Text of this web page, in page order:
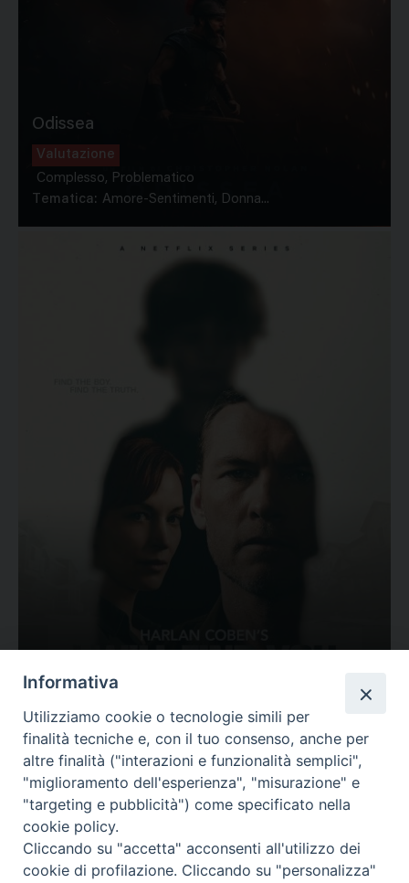
Odissea
Valutazione
Complesso, Problematico
Tematica: Amore-Sentimenti, Donna...
Valutazione
Complesso, Problematico
Tematica: Amore-Sentimenti, Carcere...
Informativa
Utilizziamo cookie o tecnologie simili per
finalità tecniche e, con il tuo consenso, anche per
altre finalità ("interazioni e funzionalità semplici",
"miglioramento dell'esperienza", "misurazione" e
"targeting e pubblicità") come specificato nella
cookie policy.
Cliccando su "accetta" acconsenti all'utilizzo dei
cookie di profilazione. Cliccando su "personalizza"